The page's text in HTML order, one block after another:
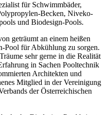
für Schwimmbäder,
Becken, Niveko-
und Biodesign-Pools.
geträumt an einem heißen
Pool für Abkühlung zu sorgen.
sehr gerne in die Realität
in Sachen Pooltechnik
Architekten und
Mitglied in der Vereinigung
der Österreichischen